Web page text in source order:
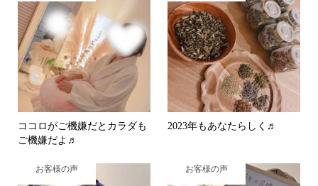
ココロがご機嫌だとカラダも
ご機嫌だよ♬
2023年もあなたらしく♬
お客様の声 お客様の声